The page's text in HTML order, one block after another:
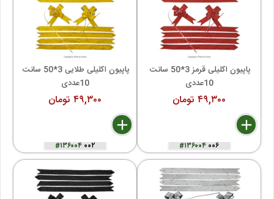
10عددی
۴۹,۳۰۰ تومان
delete
remove
add
#۱۳۶۰۰۴۰۰۲
10عددی
۴۹,۳۰۰ تومان
delete
remove
add
#۱۳۶۰۰۴۰۰۶